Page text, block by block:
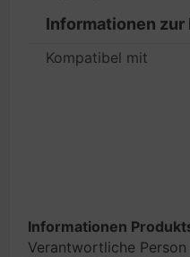
Informationen
Kompatibel mit
Informationen
Verantwortliche Person